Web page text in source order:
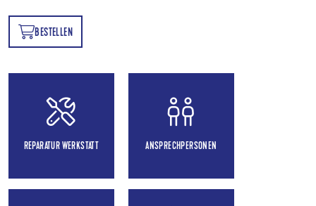
BESTELLEN
REPARATUR WERKSTATT ANSPRECHPERSONEN